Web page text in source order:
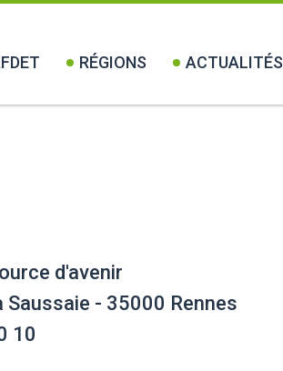
RÉGIONS ACTUALITÉS
d'avenir
Saussaie - 35000 Rennes
10